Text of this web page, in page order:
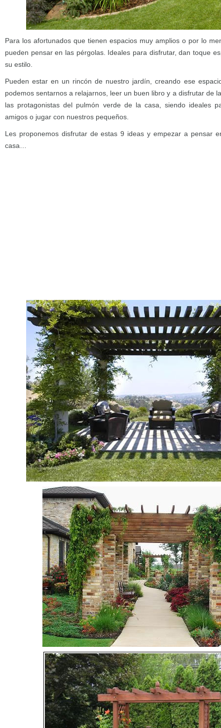
Para los afortunados que tienen espacios muy amplios o por lo
pueden pensar en las pérgolas. Ideales para disfrutar, dan toque
su estilo.
Pueden estar en un rincón de nuestro jardín, creando ese
podemos sentarnos a relajarnos, leer un buen libro y a disfrutar de
las protagonistas del pulmón verde de la casa, siendo ideales
amigos o jugar con nuestros pequeños.
Les proponemos disfrutar de estas 9 ideas y empezar a pensar
casa…